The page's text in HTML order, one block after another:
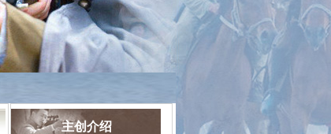
主创介绍